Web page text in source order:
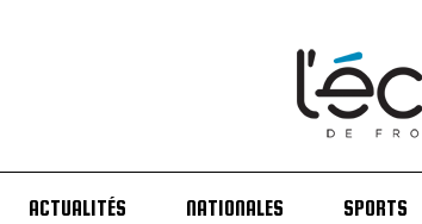
ACTUALITÉS NATIONALES SPORTS